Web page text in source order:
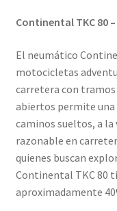
Continental TKC 80
El neumático
motocicletas
carretera con
abiertos permite
caminos sueltos, a la
razonable en
quienes buscan
Continental TKC 80
aproximadamente